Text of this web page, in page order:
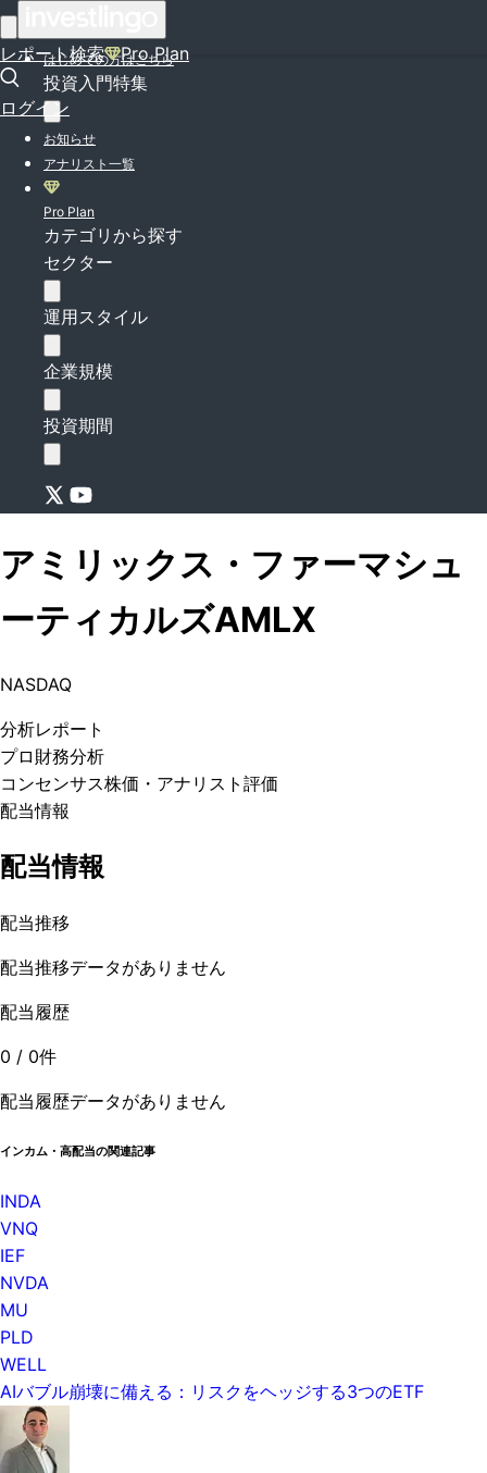
レポート検索 Pro Plan
ログイン
はじめての方はこちら
投資入門特集
お知らせ
アナリスト一覧
Pro Plan
カテゴリから探す
セクター
運用スタイル
企業規模
投資期間
アミリックス・ファーマシュ
ーティカルズAMLX
NASDAQ
分析レポート
プロ 財務分析
コンセンサス株価 ・アナリスト評価
配当情報
配当情報
配当推移
配当推移データがありません
配当履歴
0 / 0件
配当履歴データがありません
インカム・高配当の関連記事
INDA
VNQ
IEF
NVDA
MU
PLD
WELL
AIバブル崩壊に備える：リスクをヘッジする3つのETF